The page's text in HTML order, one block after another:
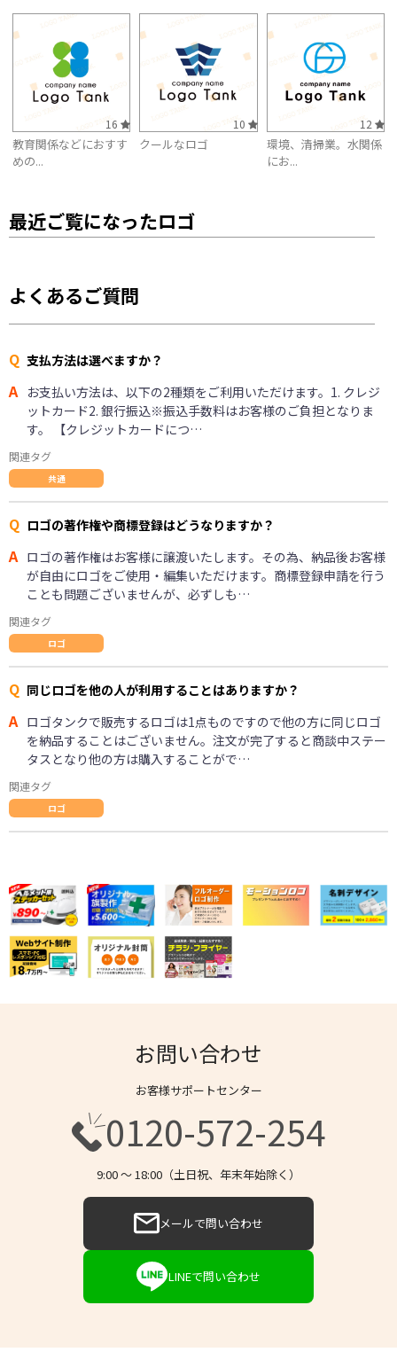
16
教育関係などにおすす
めの...
10
クールなロゴ
12
環境、清掃業。水関係
にお...
最近ご覧になったロゴ
よくあるご質問
Q 支払方法は選べますか？
A お支払い方法は、以下の2種類をご利用いただけます。1. クレジ
ットカード2. 銀行振込※振込手数料はお客様のご負担となりま
す。 【クレジットカードにつ…
関連タグ
共通
Q ロゴの著作権や商標登録はどうなりますか？
A ロゴの著作権はお客様に譲渡いたします。その為、納品後お客様
が自由にロゴをご使用・編集いただけます。商標登録申請を行う
ことも問題ございませんが、必ずしも…
関連タグ
ロゴ
Q 同じロゴを他の人が利用することはありますか？
A ロゴタンクで販売するロゴは1点ものですので他の方に同じロゴ
を納品することはございません。注文が完了すると商談中ステー
タスとなり他の方は購入することがで…
関連タグ
ロゴ
お問い合わせ
お客様サポートセンター
0120-572-254
9:00 〜 18:00（土日祝、年末年始除く）
メールで問い合わせ
LINEで問い合わせ